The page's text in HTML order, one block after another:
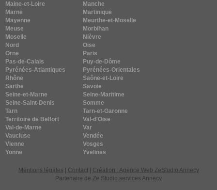
Maine-et-Loire
Manche
Marne
Martinique
Mayenne
Meurthe-et-Moselle
Meuse
Morbihan
Moselle
Nièvre
Nord
Oise
Orne
Paris
Pas-de-Calais
Puy-de-Dôme
Pyrénées-Atlantiques
Pyrénées-Orientales
Rhône
Saône-et-Loire
Sarthe
Savoie
Seine-et-Marne
Seine-Maritime
Seine-Saint-Denis
Somme
Tarn
Tarn-et-Garonne
Territoire de Belfort
Val-d'Oise
Val-de-Marne
Var
Vaucluse
Vendée
Vienne
Vosges
Yonne
Yvelines
Mentions légales Contact|
Création : Agence Web ZeStudio Annecy
Partenaire de Ze Studio services Annecy